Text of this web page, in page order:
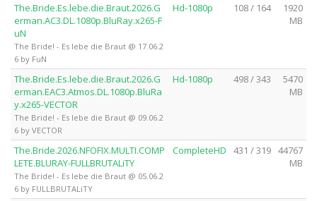
The.Bride.Es.lebe.die.Braut.2026.G
erman.AC3.DL.1080p.BluRay.x265-F
uN
The Bride! - Es lebe die Braut @ 17.06.2
6 by FuN
Hd-1080p 108 / 164
1920
MB
The.Bride.Es.lebe.die.Braut.2026.G
erman.EAC3.Atmos.DL.1080p.BluRa
y.x265-VECTOR
The Bride! - Es lebe die Braut @ 09.06.2
6 by VECTOR
Hd-1080p 498 / 343
5470
MB
The.Bride.2026.NFOFIX.MULTI.COMP
LETE.BLURAY-FULLBRUTALiTY
The Bride! - Es lebe die Braut @ 05.06.2
6 by FULLBRUTALiTY
CompleteHD 431 / 319 44767
MB